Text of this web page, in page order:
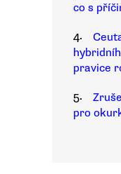
co s
4.
pravice
5.
pro